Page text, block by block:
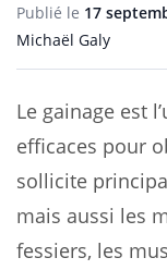
Publié le 17
Michaël Galy
Le gainage est
efficaces pour
sollicite
mais aussi les
fessiers, les